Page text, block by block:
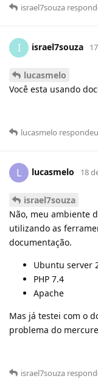
israel7souza
I israel7souza
lucasmelo
Você esta usando
lucasmelo respondeu
L lucasmelo 18
israel7souza
Não, meu ambiente
utilizando as
documentação.
Ubuntu server
PHP 7.4
Apache
Mas já testei com o
problema do
israel7souza